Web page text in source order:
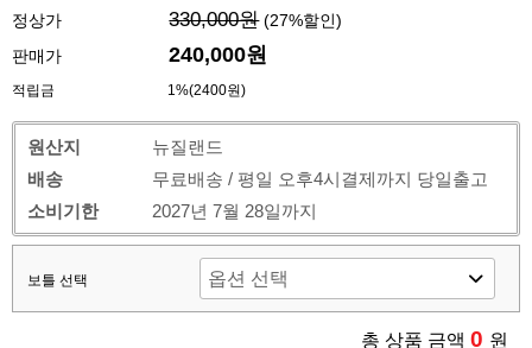
정상가 330,000원 (27%할인)
판매가
240,000원
적립금 1%(2400원)
원산지
뉴질랜드
배송
무료배송 / 평일 오후4시결제까지 당일출고
소비기한
2027년 7월 28일까지
보틀 선택
총 상품 금액 0 원